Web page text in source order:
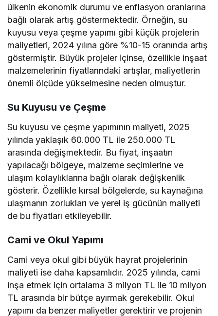
ülkenin ekonomik durumu ve enflasyon oranlarına
bağlı olarak artış göstermektedir. Örneğin, su
kuyusu veya çeşme yapımı gibi küçük projelerin
maliyetleri, 2024 yılına göre %10-15 oranında artış
göstermiştir. Büyük projeler içinse, özellikle inşaat
malzemelerinin fiyatlarındaki artışlar, maliyetlerin
önemli ölçüde yükselmesine neden olmuştur.
Su Kuyusu ve Çeşme
Su kuyusu ve çeşme yapımının maliyeti, 2025
yılında yaklaşık 60.000 TL ile 250.000 TL
arasında değişmektedir. Bu fiyat, inşaatın
yapılacağı bölgeye, malzeme seçimlerine ve
ulaşım kolaylıklarına bağlı olarak değişkenlik
gösterir. Özellikle kırsal bölgelerde, su kaynağına
ulaşmanın zorlukları ve yerel iş gücünün maliyeti
de bu fiyatları etkileyebilir.
Cami ve Okul Yapımı
Cami veya okul gibi büyük hayrat projelerinin
maliyeti ise daha kapsamlıdır. 2025 yılında, cami
inşa etmek için ortalama 3 milyon TL ile 10 milyon
TL arasında bir bütçe ayırmak gerekebilir. Okul
yapımı da benzer maliyetler gerektirir ve projenin